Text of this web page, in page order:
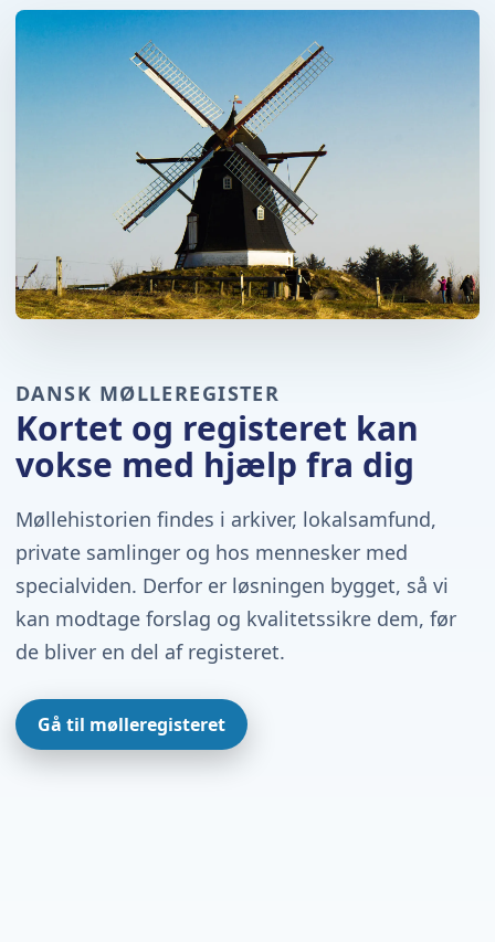
DANSK MØLLEREGISTER
Kortet og registeret kan
vokse med hjælp fra dig
Møllehistorien findes i arkiver, lokalsamfund,
private samlinger og hos mennesker med
specialviden. Derfor er løsningen bygget, så vi
kan modtage forslag og kvalitetssikre dem, før
de bliver en del af registeret.
Gå til mølleregisteret